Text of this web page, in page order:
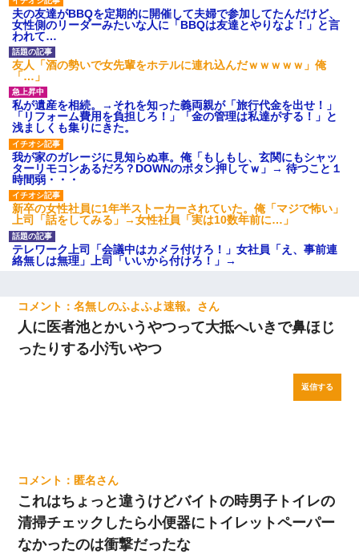
夫の友達がBBQを定期的に開催して夫婦で参加してたんだけど、
女性側のリーダーみたいな人に「BBQは友達とやりなよ！」と言
われて…
友人「酒の勢いで女先輩をホテルに連れ込んだｗｗｗｗｗ」俺
「…」
私が遺産を相続。→それを知った義両親が「旅行代金を出せ！」
「リフォーム費用を負担しろ！」「金の管理は私達がする！」と
浅ましくも集りにきた。
我が家のガレージに見知らぬ車。俺「もしもし、玄関にもシャッ
ターリモコンあるだろ？DOWNのボタン押してｗ」→ 待つこと１
時間弱・・・
新卒の女性社員に1年半ストーカーされていた。俺「マジで怖い」
上司「話をしてみる」→女性社員「実は10数年前に…」
テレワーク上司「会議中はカメラ付けろ！」女社員「え、事前連
絡無しは無理」上司「いいから付けろ！」→
名無しのふよふよ速報。
人に医者池とかいうやつって大抵へいきで鼻ほじ
ったりする小汚いやつ
返信する
匿名
これはちょっと違うけどバイトの時男子トイレの
清掃チェックしたら小便器にトイレットペーパー
なかったのは衝撃だったな